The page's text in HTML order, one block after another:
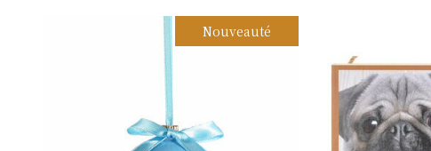
Nouveauté